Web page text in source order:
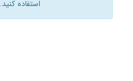
استفاده کنید.